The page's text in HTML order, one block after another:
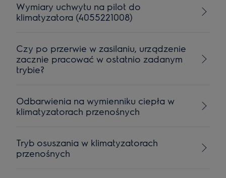
Wymiary uchwytu na pilot do
klimatyzatora (4055221008)
Czy po przerwie w zasilaniu, urządzenie
zacznie pracować w ostatnio zadanym
trybie?
Odbarwienia na wymienniku ciepła w
klimatyzatorach przenośnych
Tryb osuszania w klimatyzatorach
przenośnych